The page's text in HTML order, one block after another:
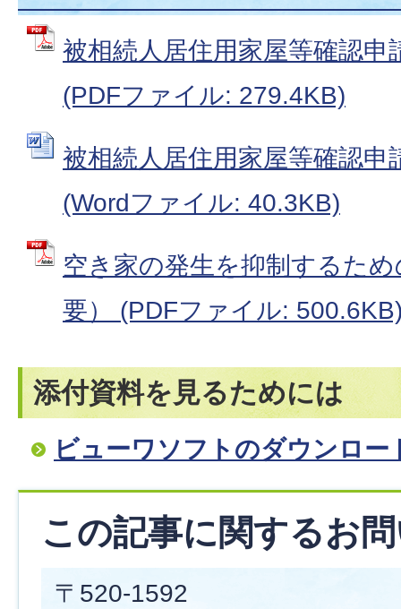
被相続人居住用家屋等確認申
(PDFファイル: 279.4KB)
被相続人居住用家屋等確認申
(Wordファイル: 40.3KB)
空き家の発生を抑制するた
要） (PDFファイル:
添付資料を見るためには
ビューワソフトのダウンロー
この記事に関するお
〒520-1592